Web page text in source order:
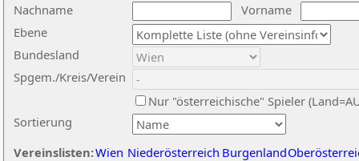
Nachname
Vorname
Ebene
Sortierung
Bundesland
Spgem./Kreis/Verein
Nur "österreichische" Spieler
Vereinslisten:Wien Niederösterreich Burgenland